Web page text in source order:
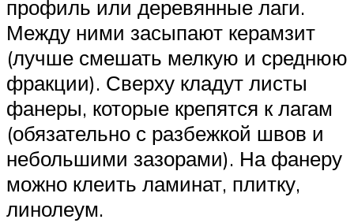
профиль или деревянные лаги.
Между ними засыпают керамзит
(лучше смешать мелкую и среднюю
фракции). Сверху кладут листы
фанеры, которые крепятся к лагам
(обязательно с разбежкой швов и
небольшими зазорами). На фанеру
можно клеить ламинат, плитку,
линолеум.